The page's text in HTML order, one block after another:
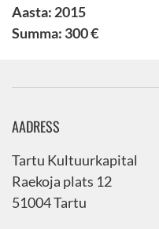
Aasta: 2015
Summa: 300 €
AADRESS
Tartu Kultuurkapital
Raekoja plats 12
51004 Tartu